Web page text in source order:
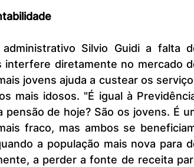
interfere diretamente no mercado
jovens ajuda a custear os
mais idosos. "É igual à
de hoje? São os jovens. É
fraco, mas ambos se
a população mais nova para
a perder a fonte de receita